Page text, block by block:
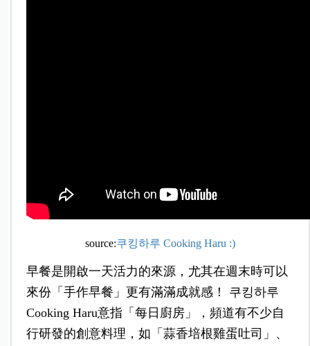
source:쿠킹하루 Cooking Haru :)
早餐是開啟一天活力的來源，尤其在週末時可以
來份「手作早餐」更有滿滿成就感！ 쿠킹하루
Cooking Haru意指「每日廚房」，頻道有不少自
行研發的創意料理，如「蒜香培根雞蛋吐司」、